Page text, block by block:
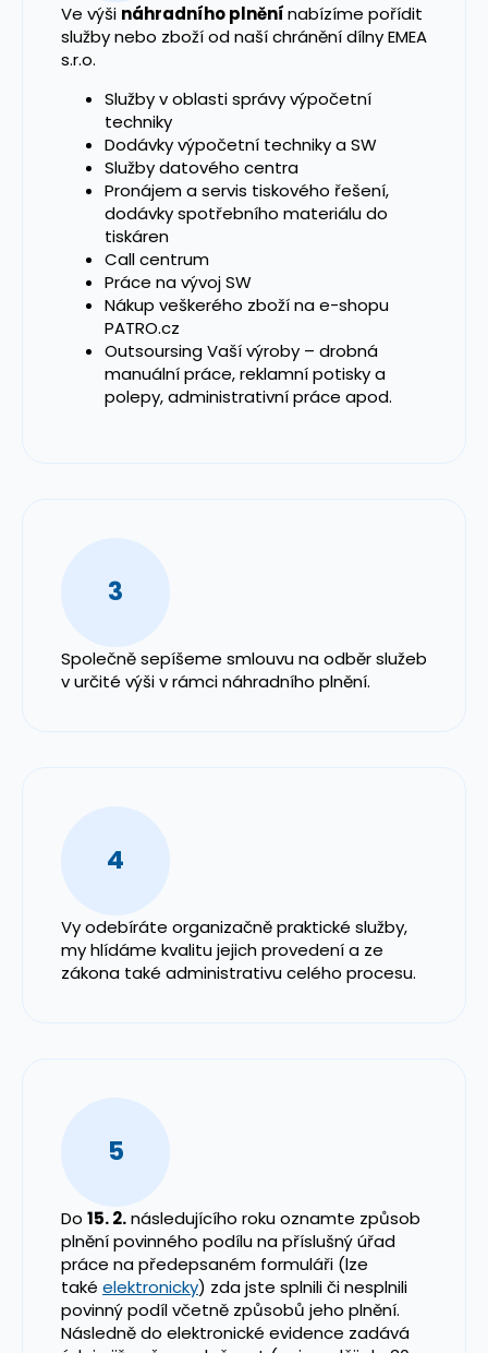
Ve výši náhradního plněnínabízíme pořídit
služby nebo zboží od naší chránění dílny EMEA
s.r.o.
Služby v oblasti správy výpočetní
techniky
Dodávky výpočetní techniky a SW
Služby datového centra
Pronájem a servis tiskového řešení,
dodávky spotřebního materiálu do
tiskáren
Call centrum
Práce na vývoj SW
Nákup veškerého zboží na e-shopu
PATRO.cz
Outsoursing Vaší výroby – drobná
manuální práce, reklamní potisky a
polepy, administrativní práce apod.
3
Společně sepíšeme smlouvu na odběr služeb
v určité výši v rámci náhradního plnění.
4
Vy odebíráte organizačně praktické služby,
my hlídáme kvalitu jejich provedení a ze
zákona také administrativu celého procesu.
5
Do 15. 2.následujícího roku oznamte způsob
plnění povinného podílu na příslušný úřad
práce na předepsaném formuláři (lze
také elektronicky) zda jste splnili či nesplnili
povinný podíl včetně způsobů jeho plnění.
Následně do elektronické evidence zadává